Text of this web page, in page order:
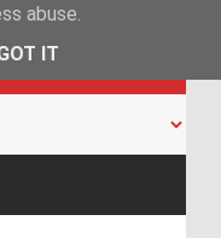
abuse.
IT